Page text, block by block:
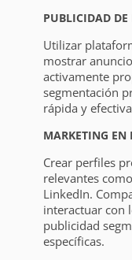
PUBLICIDAD DE
Utilizar
mostrar
activamente
segmentación
rápida y
MARKETING EN
Crear perfiles
relevantes
LinkedIn.
interactuar con
publicidad
específicas.